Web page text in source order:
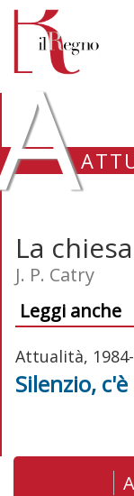
La
J. P. Catry
Leggi anche
Attualità,
Silenzio,